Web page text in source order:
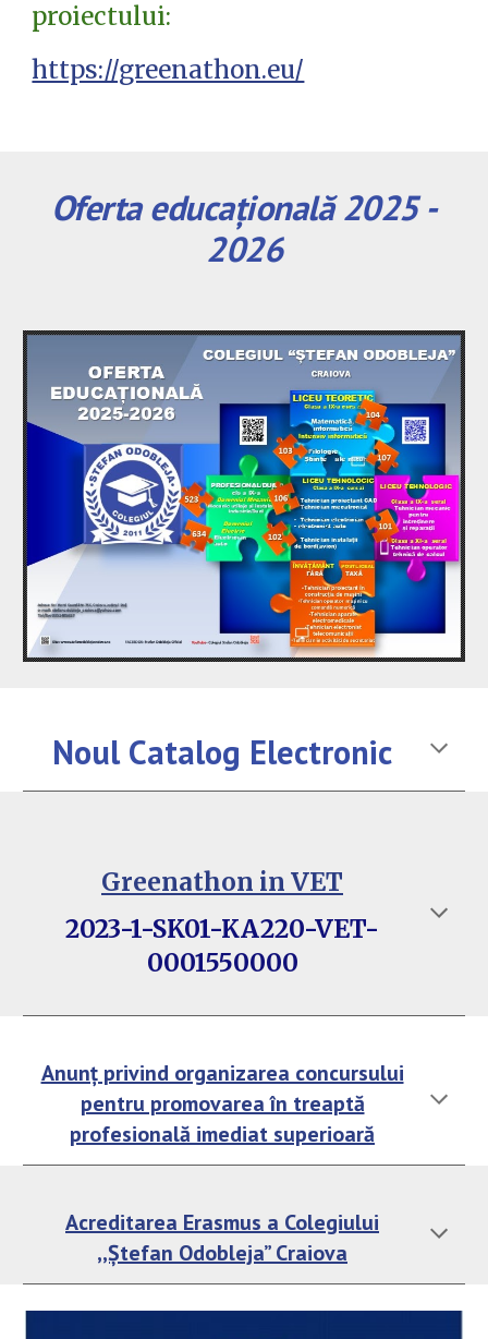
proiectului:
https://greenathon.eu/
Oferta educațională 2025 -
2026
Noul Catalog Electronic
Greenathon in VET
2023-1-SK01-KA220-VET-
0001550000
Anunț privind organizarea concursului
pentru promovarea în treaptă
profesională imediat superioară
Acreditarea Erasmus a Colegiului
,,Ștefan Odobleja” Craiova